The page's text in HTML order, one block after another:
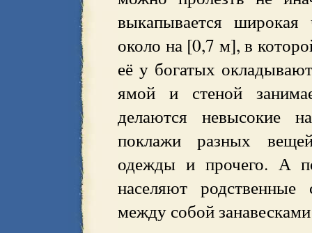
выкапывается широкая
около на [0,7 м], в
её у богатых
ямой и стеной
делаются невысокие
поклажи разных
одежды и прочего. А
населяют
между собой